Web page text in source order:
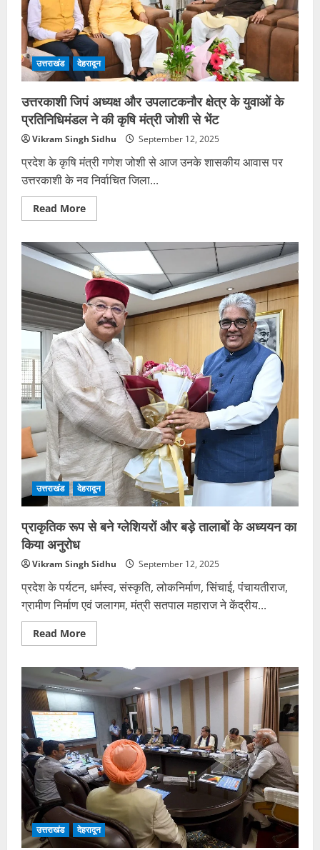
उत्तराखंड देहरादून
उत्तरकाशी जिपं अध्यक्ष और उपलाटकनौर क्षेत्र के युवाओं के
प्रतिनिधिमंडल ने की कृषि मंत्री जोशी से भेंट
Vikram Singh Sidhu September 12, 2025
प्रदेश के कृषि मंत्री गणेश जोशी से आज उनके शासकीय आवास पर
उत्तरकाशी के नव निर्वाचित जिला...
Read MoreRead
more
जिपं
अध्यक्ष
और
उपलाटकनौर
क्षेत्र
के
युवाओं
के
प्रतिनिधिमंडल
ने
की
कृषि
मंत्री
जोशी
से
भेंट
उत्तराखंड देहरादून
प्राकृतिक रूप से बने ग्लेशियरों और बड़े तालाबों के अध्ययन का
किया अनुरोध
Vikram Singh Sidhu September 12, 2025
प्रदेश के पर्यटन, धर्मस्व, संस्कृति, लोकनिर्माण, सिंचाई, पंचायतीराज,
ग्रामीण निर्माण एवं जलागम, मंत्री सतपाल महाराज ने केंद्रीय...
Read MoreRead
more
रूप
से
बने
ग्लेशियरों
और
बड़े
तालाबों
के
अध्ययन
का
किया
अनुरोध
उत्तराखंड देहरादून